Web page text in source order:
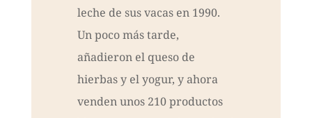
leche de sus vacas en 1990.
Un poco más tarde,
añadieron el queso de
hierbas y el yogur, y ahora
venden unos 210 productos